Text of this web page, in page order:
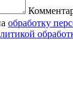
обработку